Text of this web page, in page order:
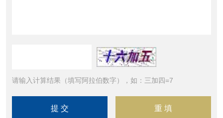
请输入计算结果（填写阿拉伯数字），如：三加四=7